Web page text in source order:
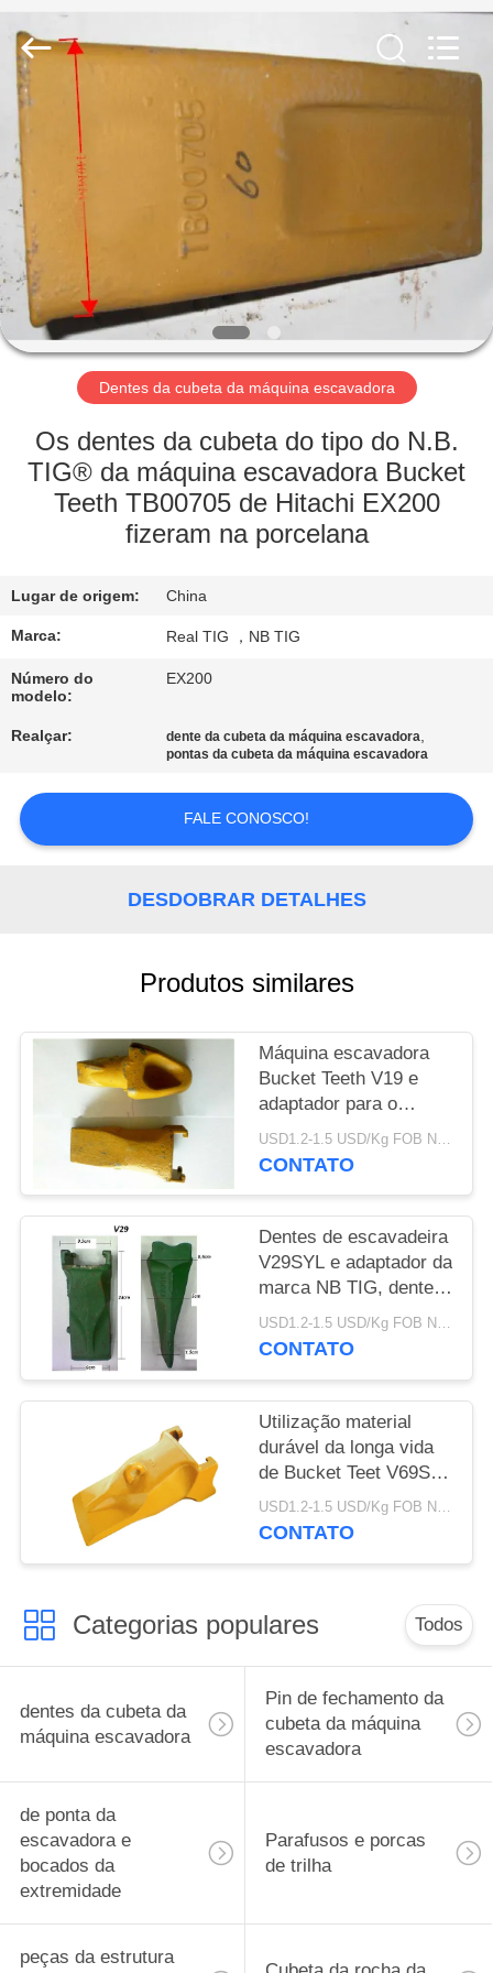
CASA
PRODUTOS
SOBRE
NÓS
EXCURSÃO
FÁBRICA
CONTROLE
CONTACTE-
NOS
PEÇA
UMAS
CITAÇÕES
PRIVACY
POLICY
Industrial
Co.,Ltd.
Rights
Reserved.
Developed
Dentes da cubeta da máquina escavadora
Os dentes da cubeta do tipo do N.B.
TIG® da máquina escavadora Bucket
Teeth TB00705 de Hitachi EX200
fizeram na porcelana
Lugar de origem: China
Marca: Real TIG ，NB TIG
Número do
modelo:
EX200
Realçar: dente da cubeta da máquina escavadora,
pontas da cubeta da máquina escavadora
FALE CONOSCO!
DESDOBRAR DETALHES
Produtos similares
Máquina escavadora
Bucket Teeth V19 e
adaptador para o
trabalho de furo do óleo
e do mar
USD1.2-1.5 USD/Kg FOB Ningbo MOQ:2 toneladas
CONTATO
Dentes de escavadeira
V29SYL e adaptador da
marca NB TIG, dentes
de rocha para
escavadeira
USD1.2-1.5 USD/Kg FOB Ningbo MOQ:2 toneladas
CONTATO
Utilização material
durável da longa vida
de Bucket Teet V69SYL
da máquina
escavadora da fábrica
USD1.2-1.5 USD/Kg FOB Ningbo MOQ:2 toneladas
CONTATO
Categorias populares Todos
dentes da cubeta da
máquina escavadora
Pin de fechamento da
cubeta da máquina
escavadora
de ponta da
escavadora e
bocados da
extremidade
Parafusos e porcas
de trilha
peças da estrutura